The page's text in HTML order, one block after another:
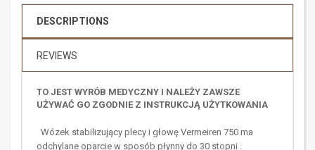
DESCRIPTIONS
REVIEWS
TO JEST WYRÓB MEDYCZNY I NALEŻY ZAWSZE
UŻYWAĆ GO ZGODNIE Z INSTRUKCJĄ UŻYTKOWANIA
Wózek stabilizujący plecy i głowę Vermeiren 750 ma
odchylane oparcie w sposób płynny do 30 stopni .